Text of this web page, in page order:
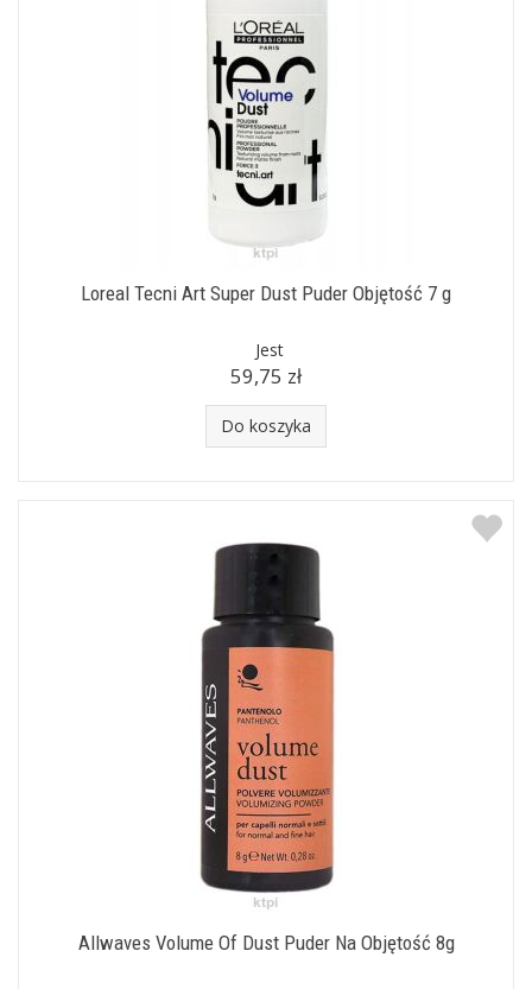
Loreal Tecni Art Super Dust Puder Objętość 7 g
Jest
59,75 zł
Do koszyka
Allwaves Volume Of Dust Puder Na Objętość 8g